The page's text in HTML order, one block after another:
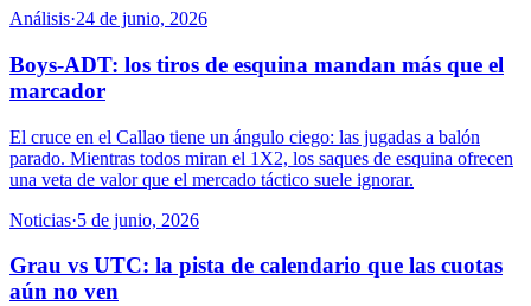
Análisis·24 de junio, 2026
Boys-ADT: los tiros de esquina mandan más que el
marcador
El cruce en el Callao tiene un ángulo ciego: las jugadas a balón
parado. Mientras todos miran el 1X2, los saques de esquina ofrecen
una veta de valor que el mercado táctico suele ignorar.
Noticias·5 de junio, 2026
Grau vs UTC: la pista de calendario que las cuotas
aún no ven